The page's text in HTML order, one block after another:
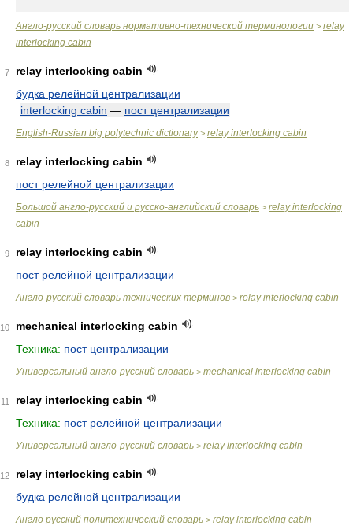
Англо-русский словарь нормативно-технической терминологии > relay
interlocking cabin
7
relay interlocking cabin
будка релейной централизации
interlocking cabin — пост централизации
English-Russian big polytechnic dictionary> relay interlocking cabin
8
relay interlocking cabin
пост релейной централизации
Большой англо-русский и русско-английский словарь > relay interlocking
cabin
9
relay interlocking cabin
пост релейной централизации
Англо-русский словарь технических терминов > relay interlocking cabin
10
mechanical interlocking cabin
Техника: пост централизации
Универсальный англо-русский словарь > mechanical interlocking cabin
11
relay interlocking cabin
Техника: пост релейной централизации
Универсальный англо-русский словарь > relay interlocking cabin
12
relay interlocking cabin
будка релейной централизации
Англо русский политехнический словарь > relay interlocking cabin